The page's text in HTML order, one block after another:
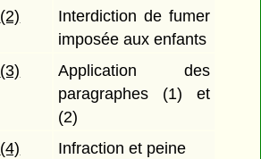
(2)
Interdiction de fumer
imposée aux enfants
(3)
Application des
paragraphes (1) et
(2)
(4)
Infraction et peine